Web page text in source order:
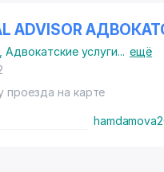
ADVISOR
,Адвокатские услуги... ещё
проезда на карте